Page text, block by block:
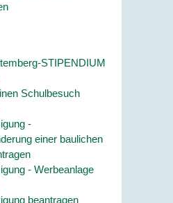
STIPENDIUM
Schulbesuch
-
einer baulichen
- Werbeanlage
beantragen